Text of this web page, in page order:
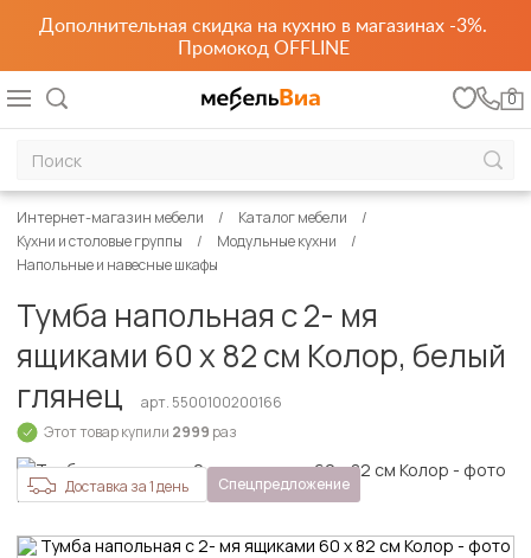
Дополнительная скидка на кухню в магазинах -3%.
Промокод OFFLINE
0
Интернет-магазин мебели
Каталог мебели
Кухни и столовые группы
Модульные кухни
Напольные и навесные шкафы
Тумба напольная с 2- мя
ящиками 60 х 82 см Колор, белый
глянец
арт. 5500100200166
Этот товар купили 2999 раз
Доставка за 1 день Спецпредложение